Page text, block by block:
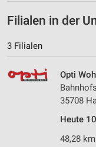
Filialen in der
3 Filialen
Opti
35708
Heute
48,28